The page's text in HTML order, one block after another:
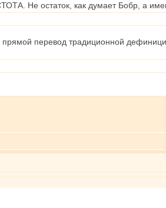
Не остаток, как думает Бобр, а
прямой перевод традиционной